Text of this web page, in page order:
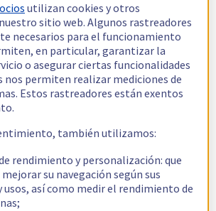
utilizan cookies y otros
sitio web. Algunos rastreadores
necesarios para el funcionamiento
en particular, garantizar la
o asegurar ciertas funcionalidades
nos permiten realizar mediciones de
Estos rastreadores están exentos
también utilizamos:
rendimiento y personalización: que
su navegación según sus
usos, así como medir el rendimiento de